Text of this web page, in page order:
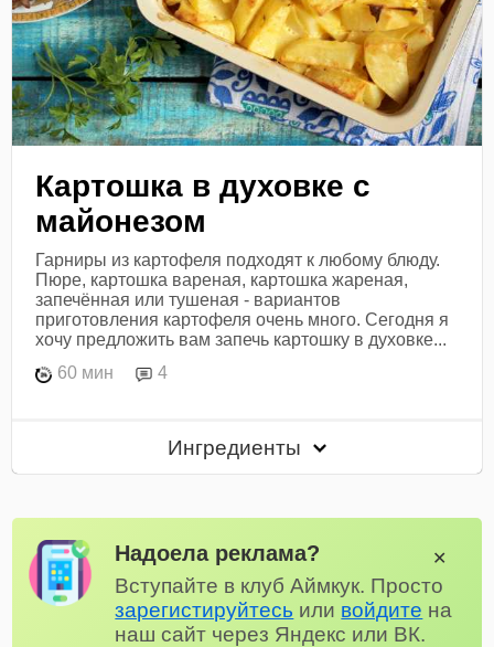
Картошка в духовке с
майонезом
Гарниры из картофеля подходят к любому блюду.
Пюре, картошка вареная, картошка жареная,
запечённая или тушеная - вариантов
приготовления картофеля очень много. Сегодня я
хочу предложить вам запечь картошку в духовке...
60 мин
4
Ингредиенты
Надоела реклама?
Вступайте в клуб Аймкук. Просто
зарегистируйтесь или войдите на
наш сайт через Яндекс или ВК.
✕